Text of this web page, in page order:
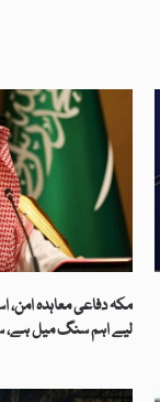
مکہ دفاعی معاہدہ امن،
لیے اہم سنگ میل ہے،